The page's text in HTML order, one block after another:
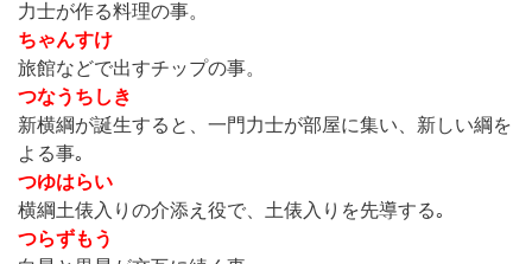
力士が作る料理の事。
ちゃんすけ
旅館などで出すチップの事。
つなうちしき
新横綱が誕生すると、一門力士が部屋に集い、新しい綱を
よる事｡
つゆはらい
横綱土俵入りの介添え役で、土俵入りを先導する｡
つらずもう